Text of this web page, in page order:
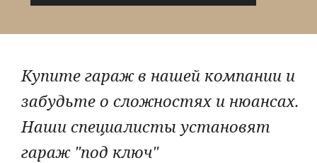
Купите гараж в нашей компании и
забудьте о сложностях и нюансах.
Наши специалисты установят
гараж "под ключ"